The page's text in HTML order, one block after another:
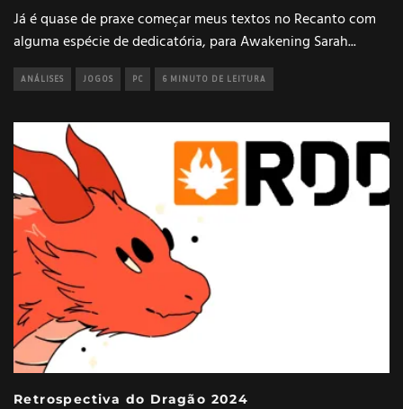
Já é quase de praxe começar meus textos no Recanto com
alguma espécie de dedicatória, para Awakening Sarah...
ANÁLISES JOGOS PC 6 MINUTO DE LEITURA
Retrospectiva do Dragão 2024